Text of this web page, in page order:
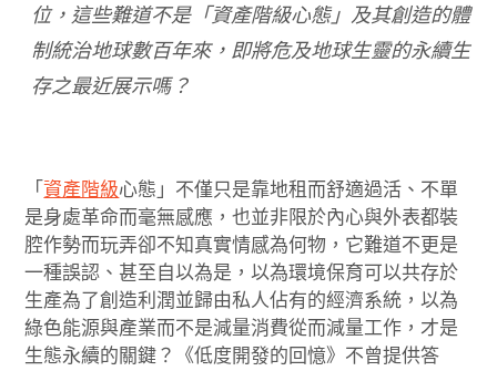
位，這些難道不是「資產階級心態」及其創造的體
制統治地球數百年來，即將危及地球生靈的永續生
存之最近展示嗎？
「資產階級心態」不僅只是靠地租而舒適過活、不單
是身處革命而毫無感應，也並非限於內心與外表都裝
腔作勢而玩弄卻不知真實情感為何物，它難道不更是
一種誤認、甚至自以為是，以為環境保育可以共存於
生產為了創造利潤並歸由私人佔有的經濟系統，以為
綠色能源與產業而不是減量消費從而減量工作，才是
生態永續的關鍵？《低度開發的回憶》不曾提供答